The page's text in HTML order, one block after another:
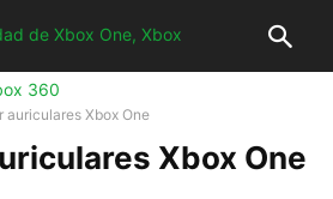
auriculares Xbox One
Xbox One